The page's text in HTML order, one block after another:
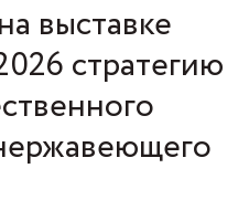
выставке
стратегию